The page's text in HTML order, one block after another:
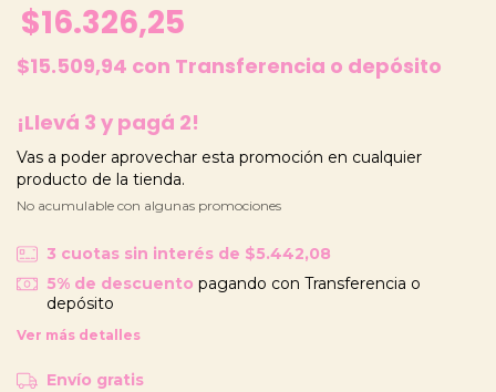
$16.326,25
$15.509,94 con Transferencia o depósito
¡Llevá 3 y pagá 2!
Vas a poder aprovechar esta promoción en cualquier
producto de la tienda.
No acumulable con algunas promociones
3 cuotas sin interés de $5.442,08
5% de descuento pagando con Transferencia o
depósito
Ver más detalles
Envío gratis